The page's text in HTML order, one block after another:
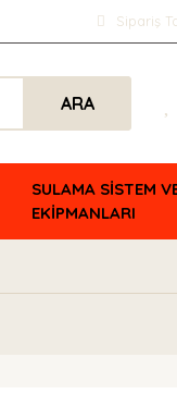
Sipariş
ARA
SULAMA SİSTEM
EKİPMANLARI